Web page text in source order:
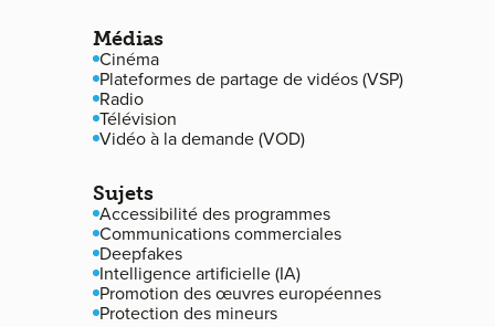
Médias
Cinéma
Plateformes de partage de vidéos (VSP)
Radio
Télévision
Vidéo à la demande (VOD)
Sujets
Accessibilité des programmes
Communications commerciales
Deepfakes
Intelligence artificielle (IA)
Promotion des œuvres européennes
Protection des mineurs